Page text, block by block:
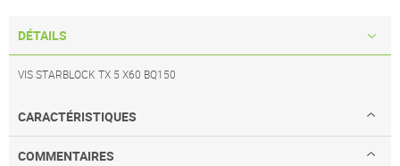
DÉTAILS
VIS STARBLOCK TX 5 X60 BQ150
CARACTÉRISTIQUES
COMMENTAIRES